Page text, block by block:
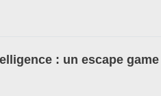
: un escape